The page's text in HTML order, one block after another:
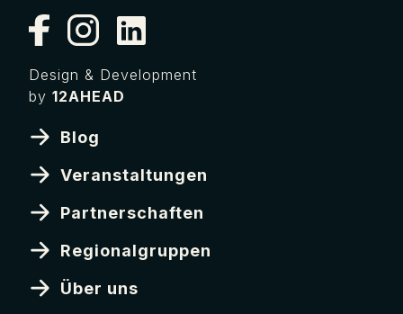
Regionalgruppe
Südostschweiz
Design & Development
by 12AHEAD
Blog
Veranstaltungen
Partnerschaften
Regionalgruppen
Über uns